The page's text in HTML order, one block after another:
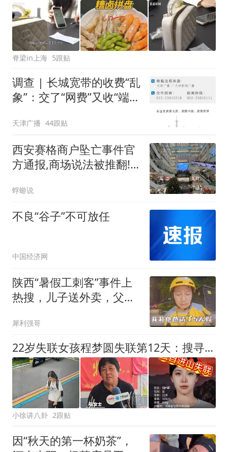
脊梁in上海 5跟贴
调查 | 长城宽带的收费“乱
象”：交了“网费”又收“端口
可延长到2037年
天津广播 44跟贴
西安赛格商户坠亡事件官
方通报,商场说法被推翻!
蜉蝣说
不良“谷子”不可放任
中国经济网
陕西“暑假工刺客”事件上
热搜，儿子送外卖，父母
破产了！
犀利强哥
22岁失联女孩程梦圆失联第12天：搜寻方向又反转，信号最终消失在南太行女儿梯
小徐讲八卦 2跟贴
因“秋天的第一杯奶茶”，